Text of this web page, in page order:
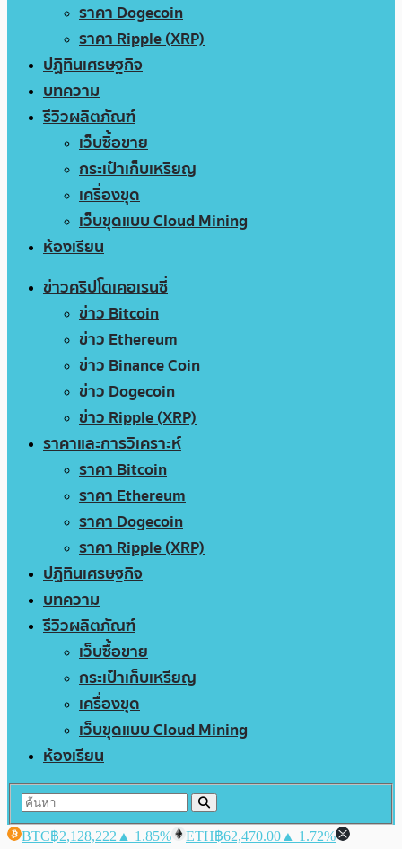
ราคา Dogecoin
ราคา Ripple (XRP)
ปฏิทินเศรษฐกิจ
บทความ
รีวิวผลิตภัณฑ์
เว็บซื้อขาย
กระเป๋าเก็บเหรียญ
เครื่องขุด
เว็บขุดแบบ Cloud Mining
ห้องเรียน
ข่าวคริปโตเคอเรนซี่
ข่าว Bitcoin
ข่าว Ethereum
ข่าว Binance Coin
ข่าว Dogecoin
ข่าว Ripple (XRP)
ราคาและการวิเคราะห์
ราคา Bitcoin
ราคา Ethereum
ราคา Dogecoin
ราคา Ripple (XRP)
ปฏิทินเศรษฐกิจ
บทความ
รีวิวผลิตภัณฑ์
เว็บซื้อขาย
กระเป๋าเก็บเหรียญ
เครื่องขุด
เว็บขุดแบบ Cloud Mining
ห้องเรียน
BTC฿2,128,222 ▲ 1.85% ETH฿62,470.00 ▲ 1.72%